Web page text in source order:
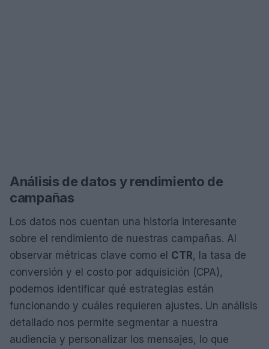
Análisis de datos y rendimiento de
campañas
Los datos nos cuentan una historia interesante
sobre el rendimiento de nuestras campañas. Al
observar métricas clave como el CTR, la tasa de
conversión y el costo por adquisición (CPA),
podemos identificar qué estrategias están
funcionando y cuáles requieren ajustes. Un análisis
detallado nos permite segmentar a nuestra
audiencia y personalizar los mensajes, lo que